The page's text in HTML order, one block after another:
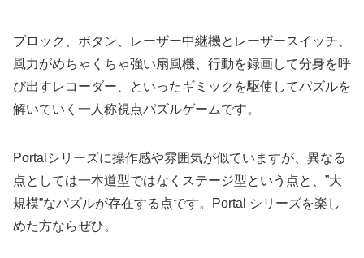
ブロック、ボタン、レーザー中継機とレーザースイッチ、
風力がめちゃくちゃ強い扇風機、行動を録画して分身を呼
び出すレコーダー、といったギミックを駆使してパズルを
解いていく一人称視点パズルゲームです。
Portalシリーズに操作感や雰囲気が似ていますが、異なる
点としては一本道型ではなくステージ型という点と、”大
規模”なパズルが存在する点です。Portal シリーズを楽し
めた方ならぜひ。